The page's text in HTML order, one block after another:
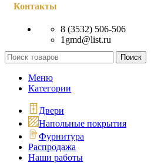
Контакты
8 (3532) 506-506
1gmd@list.ru
Поиск
Меню
Категории
Двери
Напольные покрытия
Фурнитура
Распродажа
Наши работы